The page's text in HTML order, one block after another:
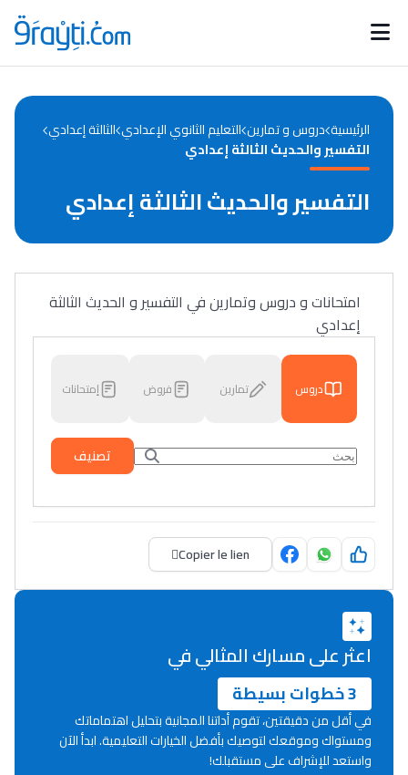
Catégories
d'actualités
Annonces bourses
الرئيسية دروس و تمارين التعليم الثانوي الإعدادي الثالثة إعدادي
التفسير والحديث الثالثة إعدادي
التفسير والحديث الثالثة إعدادي
امتحانات و دروس وتمارين في التفسير و الحديث الثالثة
إعدادي
دروس تمارين فروض إمتحانات
تصنيف
Copier le lien
اعثر على مسارك المثالي في
3 خطوات بسيطة
في أقل من دقيقتين، تقوم أداتنا المجانية بتحليل اهتماماتك
ومستواك وموقعك لتوصيك بأفضل الخيارات التعليمية. ابدأ الآن
واستعد للإشراف على مستقبلك!